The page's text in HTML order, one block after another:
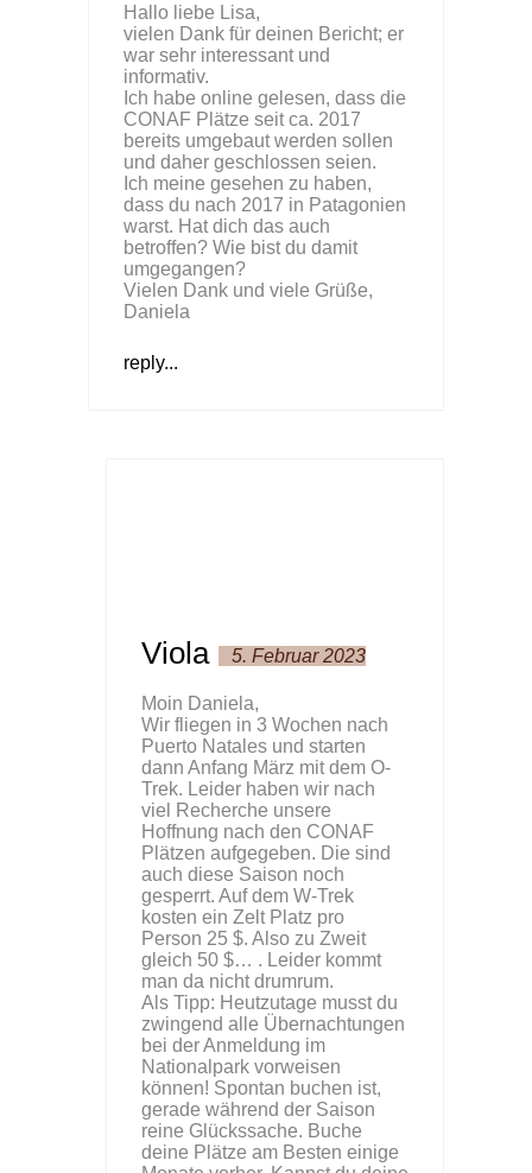
Hallo liebe Lisa,
vielen Dank für deinen Bericht; er
war sehr interessant und
informativ.
Ich habe online gelesen, dass die
CONAF Plätze seit ca. 2017
bereits umgebaut werden sollen
und daher geschlossen seien.
Ich meine gesehen zu haben,
dass du nach 2017 in Patagonien
warst. Hat dich das auch
betroffen? Wie bist du damit
umgegangen?
Vielen Dank und viele Grüße,
Daniela
reply...
Viola 5. Februar 2023
Moin Daniela,
Wir fliegen in 3 Wochen nach
Puerto Natales und starten
dann Anfang März mit dem O-
Trek. Leider haben wir nach
viel Recherche unsere
Hoffnung nach den CONAF
Plätzen aufgegeben. Die sind
auch diese Saison noch
gesperrt. Auf dem W-Trek
kosten ein Zelt Platz pro
Person 25 $. Also zu Zweit
gleich 50 $… . Leider kommt
man da nicht drumrum.
Als Tipp: Heutzutage musst du
zwingend alle Übernachtungen
bei der Anmeldung im
Nationalpark vorweisen
können! Spontan buchen ist,
gerade während der Saison
reine Glückssache. Buche
deine Plätze am Besten einige